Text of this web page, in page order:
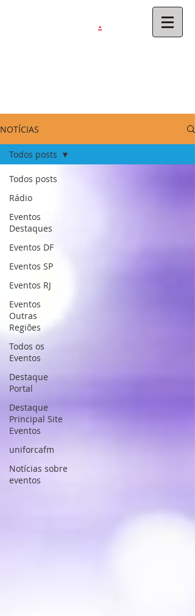
.
NOTÍCIAS
Todos posts
Rádio
Eventos
Destaques
Eventos DF
Eventos SP
Eventos RJ
Eventos
Outras
Regiões
Todos os
Eventos
Destaque
Portal
Destaque
Principal Site
Eventos
uniforcafm
Notícias sobre
eventos
Todos posts